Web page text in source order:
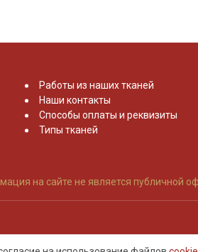
Работы из наших тканей
Наши контакты
Способы оплаты и реквизиты
Типы тканей
на сайте не является публичной
данных